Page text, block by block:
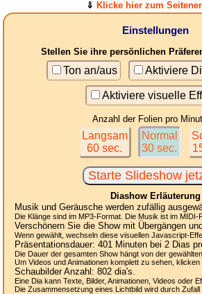
⇓ Klicke hier zum
Einstellungen
Stellen Sie ihre persönlichen
Ton an/aus Aktiviere
Aktiviere visuelle
Anzahl der Folien pro
Langsam
60 sec.
Normal
30 sec.
Diashow Erläuterung
Musik und Geräusche werden zufällig
Die Klänge sind im MP3-Format. Die Musik ist im MIDI-
Verschönern Sie die Show mit Übergängen
Wenn gewählt, wechseln diese visuellen Javascript-
Präsentationsdauer: 401 Minuten bei 2 Dias
Die Dauer der gesamten Show hängt von der
Um Videos und Animationen komplett zu sehen, klicken
Schaubilder Anzahl: 802dia's.
Eine Dia kann Texte, Bilder, Animationen, Videos oder
Die Zusammensetzung eines Lichtbild wird durch Zufall